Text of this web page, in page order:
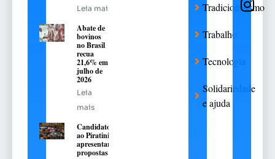
Leia mais
Abate de
bovinos
no Brasil
recua
21,6% em
julho de
2026
Leia
mais
Candidatos
ao Piratini
apresentarão
propostas
Tradicionalismo
Trabalho
Tecnologia
Solidariedade
e ajuda